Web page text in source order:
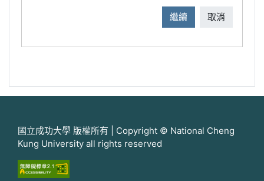
繼續 取消
國立成功大學 版權所有 | Copyright © National Cheng
Kung University all rights reserved